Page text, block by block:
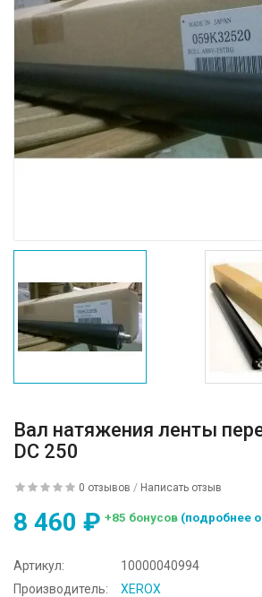
Вал натяжения ленты
DC 250
0 отзывов / Написать отзыв
8 460 ₽ +85 бонусов (подробнее
Артикул:
10000040994
Производитель:
XEROX